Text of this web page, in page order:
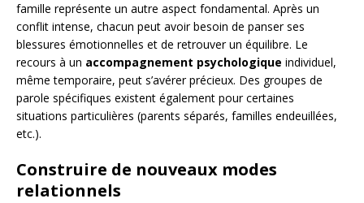
famille représente un autre aspect fondamental. Après un
conflit intense, chacun peut avoir besoin de panser ses
blessures émotionnelles et de retrouver un équilibre. Le
recours à un accompagnement psychologique individuel,
même temporaire, peut s’avérer précieux. Des groupes de
parole spécifiques existent également pour certaines
situations particulières (parents séparés, familles endeuillées,
etc.).
Construire de nouveaux modes
relationnels